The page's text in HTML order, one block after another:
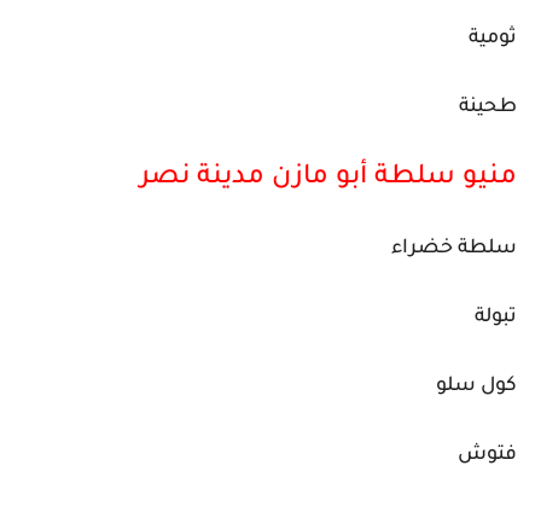
ثومية
طحينة
منيو سلطة أبو مازن مدينة نصر
سلطة خضراء
تبولة
كول سلو
فتوش